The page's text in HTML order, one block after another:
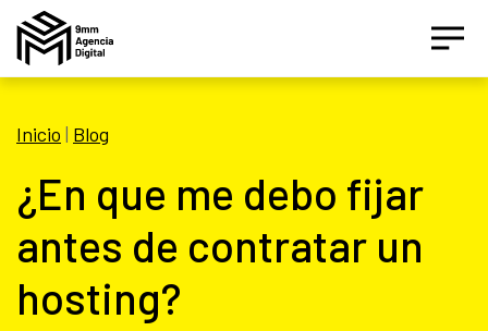
Inicio | Blog
¿En que me debo fijar
antes de contratar un
hosting?
Asesor IA Activo
¡Hola! Soy el asesor inteligente oficial de 9MM, tu